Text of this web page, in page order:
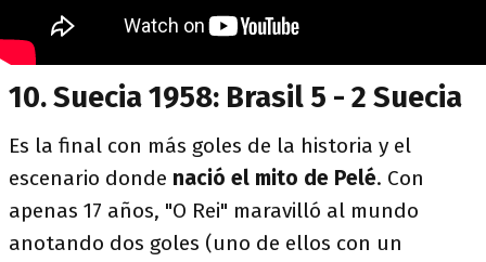
10. Suecia 1958: Brasil 5 - 2 Suecia
Es la final con más goles de la historia y el
escenario donde nació el mito de Pelé. Con
apenas 17 años, "O Rei" maravilló al mundo
anotando dos goles (uno de ellos con un